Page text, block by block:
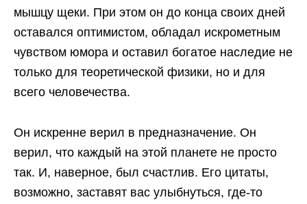
мышцу щеки. При этом он до конца своих дней
оставался оптимистом, обладал искрометным
чувством юмора и оставил богатое наследие не
только для теоретической физики, но и для
всего человечества.
Он искренне верил в предназначение. Он
верил, что каждый на этой планете не просто
так. И, наверное, был счастлив. Его цитаты,
возможно, заставят вас улыбнуться, где-то